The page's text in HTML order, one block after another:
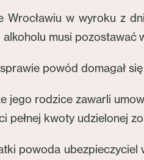
Wrocławiu w wyroku z
musi pozostawać
powód domagał
jego rodzice zawarli
pełnej kwoty udzielonej
powoda ubezpieczyciel